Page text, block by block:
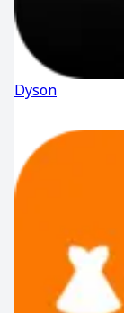
Dyson